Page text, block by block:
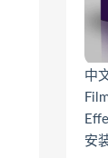
中
安